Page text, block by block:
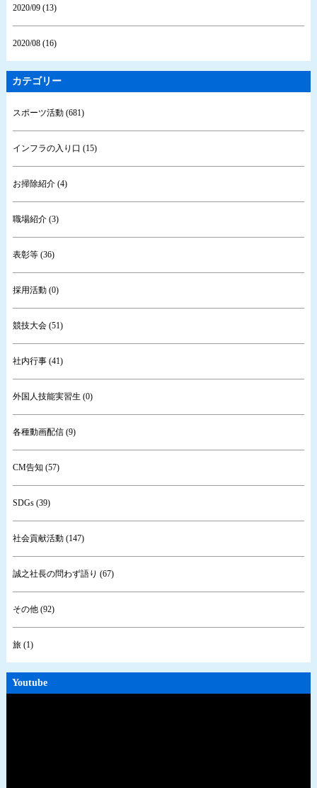
2020/09 (13)
2020/08 (16)
カテゴリー
スポーツ活動 (681)
インフラの入り口 (15)
お掃除紹介 (4)
職場紹介 (3)
表彰等 (36)
採用活動 (0)
競技大会 (51)
社内行事 (41)
外国人技能実習生 (0)
各種動画配信 (9)
CM告知 (57)
SDGs (39)
社会貢献活動 (147)
誠之社長の問わず語り (67)
その他 (92)
旅 (1)
Youtube